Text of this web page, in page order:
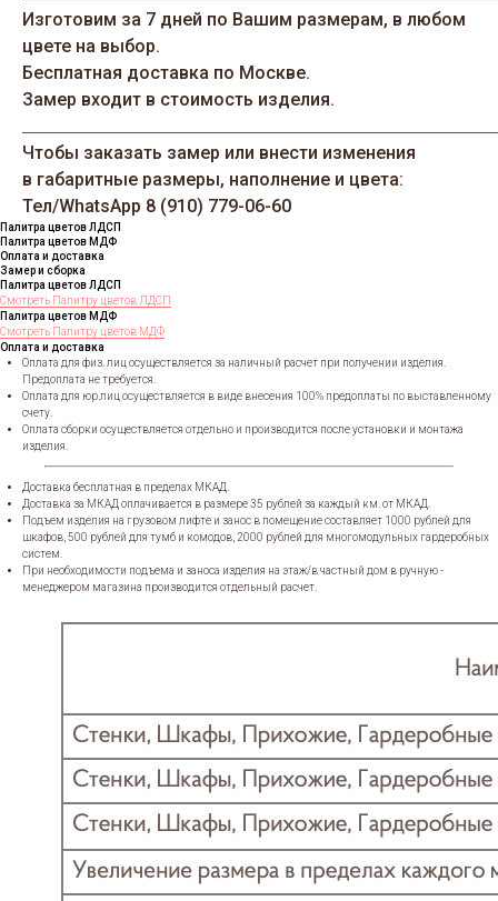
Изготовим за 7 дней по Вашим размерам, в любом
цвете на выбор.
Бесплатная доставка по Москве.
Замер входит в стоимость изделия.
Чтобы заказать замер или внести изменения
в габаритные размеры, наполнение и цвета:
Тел/WhatsАрp 8 (910) 779-06-60
Палитра цветов ЛДСП
Палитра цветов МДФ
Оплата и доставка
Замер и сборка
Палитра цветов ЛДСП
Смотреть Палитру цветов ЛДСП
Палитра цветов МДФ
Смотреть Палитру цветов МДФ
Оплата и доставка
Оплата для физ. лиц осуществляется за наличный расчет при получении изделия.
Предоплата не требуется.
Оплата для юр.лиц осуществляется в виде внесения 100% предоплаты по выставленному
счету.
Оплата сборки осуществляется отдельно и производится после установки и монтажа
изделия.
Доставка бесплатная в пределах МКАД.
Доставка за МКАД оплачивается в размере 35 рублей за каждый км. от МКАД.
Подъем изделия на грузовом лифте и занос в помещение составляет 1000 рублей для
шкафов, 500 рублей для тумб и комодов, 2000 рублей для многомодульных гардеробных
систем.
При необходимости подъема и заноса изделия на этаж/в частный дом в ручную -
менеджером магазина производится отдельный расчет.